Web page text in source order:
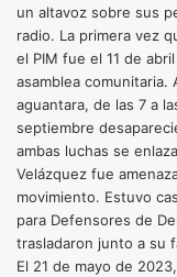
un altavoz sobre sus
radio. La primera vez
el PIM fue el 11 de
asamblea comunitaria.
aguantara, de las 7 a
septiembre
ambas luchas se
Velázquez fue
movimiento. Estuvo
para Defensores de
trasladaron junto a su
El 21 de mayo de